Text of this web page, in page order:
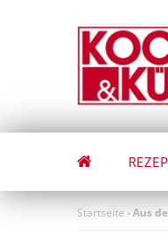
Startseite -Aus